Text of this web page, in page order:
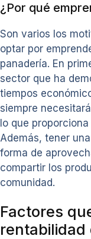
¿Por qué
Son varios los
optar por
panadería. En
sector que ha
tiempos
siempre
lo que
Además, tener
forma de
compartir los
comunidad.
Factores
rentabilidad